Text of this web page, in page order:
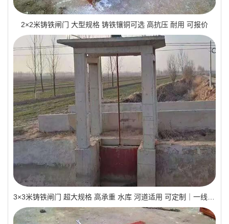
2×2米铸铁闸门 大型规格 铸铁镶铜可选 高抗压 耐用 可报价
3×3米铸铁闸门 超大规格 高承重 水库 河道适用 可定制｜一线实操优选，抗压稳如磐石